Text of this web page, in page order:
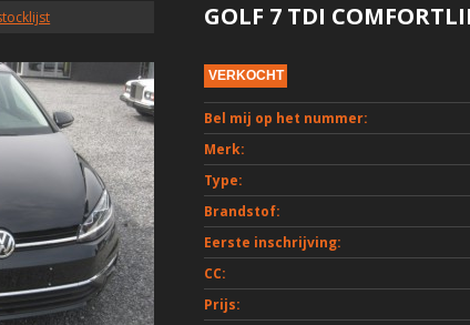
GOLF 7 TDI
VERKOCHT
Bel mij op het nummer:
Merk:
Type:
Brandstof:
Eerste inschrijving:
CC:
Prijs: